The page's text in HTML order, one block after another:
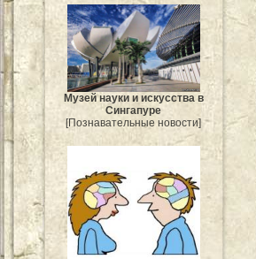
Музей науки и искусства в
Сингапуре
[Познавательные новости]